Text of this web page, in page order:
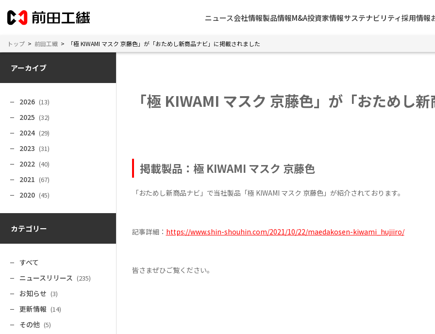
ニュース会社情報製品情報M&A投資家情報サステナビリティ採用情報
トップ > 前田工繊 > 「極 KIWAMI マスク 京藤色」が「おためし新商品ナビ」に掲載されました
アーカイブ
2026 (13)
2025 (32)
2024 (29)
2023 (31)
2022 (40)
2021 (67)
2020 (45)
カテゴリー
すべて
ニュースリリース (235)
お知らせ (3)
更新情報 (14)
その他 (5)
「極 KIWAMI マスク 京藤色」が「おためし
掲載製品： 極 KIWAMI マスク 京藤色
「おためし新商品ナビ」で当社製品「極 KIWAMI マスク 京藤色」 が紹介されております。
記事詳細： https://www.shin-shouhin.com/2021/10/22/maedakosen-kiwami_hujiiro/
皆さまぜひご覧ください。